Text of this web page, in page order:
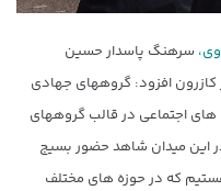
سرهنگ پاسدار حسین
کازرون افزود: گروههای جهادی
اجتماعی در قالب گروههای
این میدان شاهد حضور بسیج
که در حوزه های مختلف